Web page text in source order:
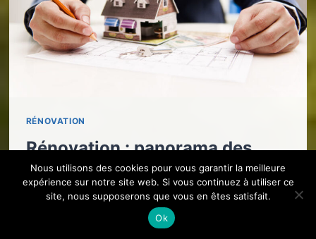
RÉNOVATION
Rénovation : panorama des
aides à saisir en 2025 !
Nous utilisons des cookies pour vous garantir la meilleure
expérience sur notre site web. Si vous continuez à utiliser ce
site, nous supposerons que vous en êtes satisfait.
Ok